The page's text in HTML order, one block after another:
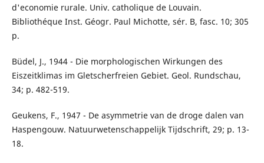
d'economie rurale. Univ. catholique de Louvain.
Bibliothéque Inst. Géogr. Paul Michotte, sér. B, fasc. 10; 305
p.
Büdel, J., 1944 - Die morphologischen Wirkungen des
Eiszeitklimas im Gletscherfreien Gebiet. Geol. Rundschau,
34; p. 482-519.
Geukens, F., 1947 - De asymmetrie van de droge dalen van
Haspengouw. Natuurwetenschappelijk Tijdschrift, 29; p. 13-
18.